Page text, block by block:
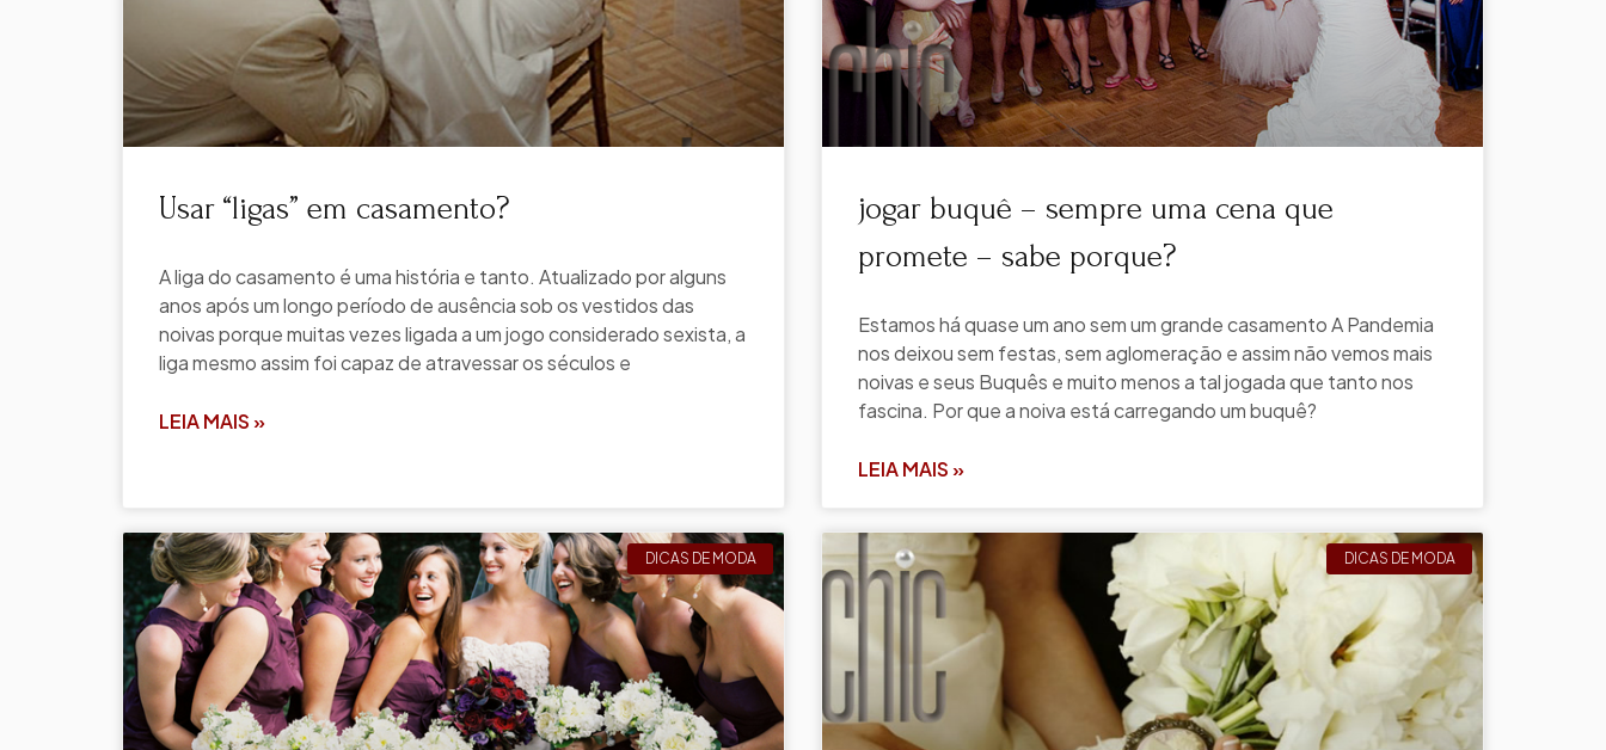
Usar “ligas” em casamento?
A liga do casamento é uma história e tanto. Atualizado por alguns
anos após um longo período de ausência sob os vestidos das
noivas porque muitas vezes ligada a um jogo considerado sexista, a
liga mesmo assim foi capaz de atravessar os séculos e
LEIA MAIS »
jogar buquê – sempre uma cena que
promete – sabe porque?
Estamos há quase um ano sem um grande casamento A Pandemia
nos deixou sem festas, sem aglomeração e assim não vemos mais
noivas e seus Buquês e muito menos a tal jogada que tanto nos
fascina. Por que a noiva está carregando um buquê?
LEIA MAIS »
DICAS DE MODA DICAS DE MODA